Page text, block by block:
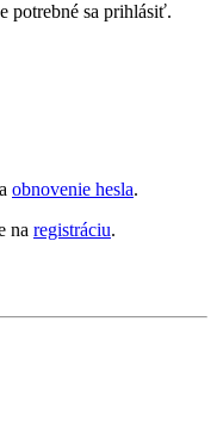
potrebné sa prihlásiť.
obnovenie hesla.
na registráciu.